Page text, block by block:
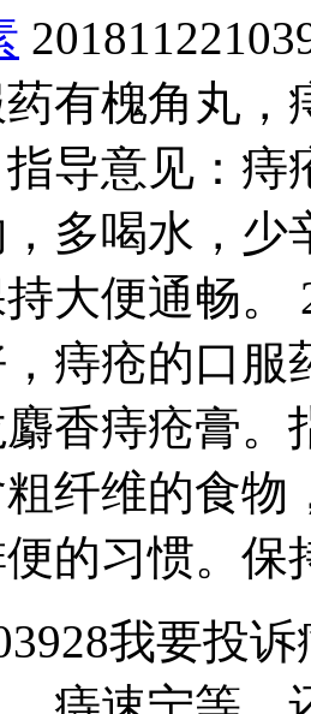
有槐角丸，
导意见：痔
多喝水，少
大便通畅。
痔疮的口服
香痔疮膏。
纤维的食物
的习惯。保
我要投